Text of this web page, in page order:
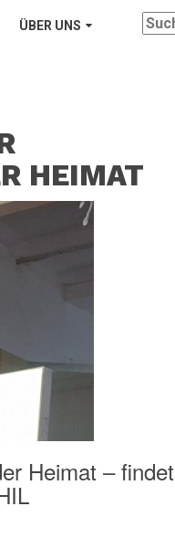
ÜBER UNS
HEIMAT
Heimat – findet